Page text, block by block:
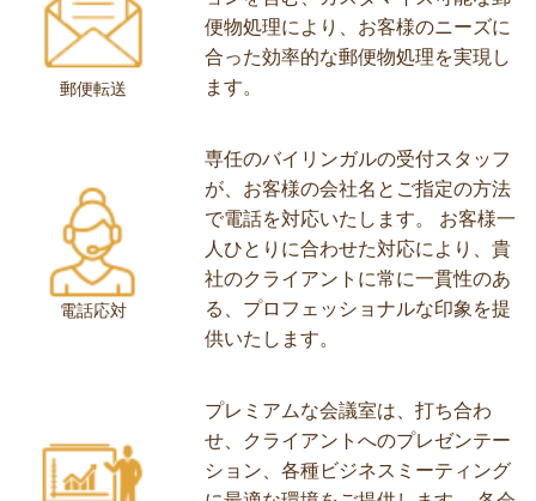
ただけます。
郵便転送
スキャン、保管、転送などのオプシ
便物処理により、お客様のニーズに
合った効率的な郵便物処理を実現し
ます。
電話応対
専任のバイリンガルの受付スタッフ
が、お客様の会社名とご指定の方法
で電話を対応いたします。 お客様一
社のクライアントに常に一貫性のあ
る、プロフェッショナルな印象を提
供いたします。